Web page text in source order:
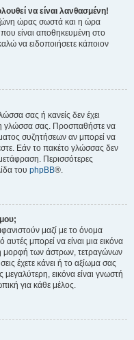
να είναι λανθασμένη!
ζώνη ώρας σωστά και η ώρα
είναι αποθηκευμένη στο
να ειδοποιήσετε κάποιον
σας ή κανείς δεν έχει
γλώσσα σας. Προσπαθήστε να
συζητήσεων αν μπορεί να
Εάν το πακέτο γλώσσας δεν
Περισσότερες
του phpBB®.
μαζί με το όνομα
μπορεί να είναι μια εικόνα
μορφή των άστρων, τετραγώνων
έχετε κάνει ή το αξίωμα σας
εικόνα είναι γνωστή
για κάθε μέλος.